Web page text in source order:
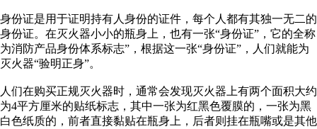
身份证是用于证明持有人身份的证件，每个人都有其独一无二的
身份证。在灭火器小小的瓶身上，也有一张“身份证”，它的全称
为消防产品身份体系标志”，根据这一张“身份证”，人们就能为
灭火器“验明正身”。
人们在购买正规灭火器时，通常会发现灭火器上有两个面积大约
为4平方厘米的贴纸标志，其中一张为红黑色覆膜的，一张为黑
白色纸质的，前者直接黏贴在瓶身上，后者则挂在瓶嘴或是其他